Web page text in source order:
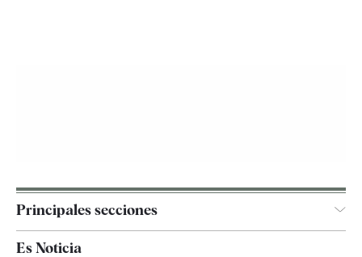
Principales secciones
Es Noticia